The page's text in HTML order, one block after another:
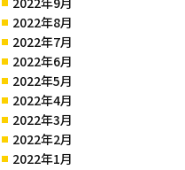
2022年8月
2022年7月
2022年6月
2022年5月
2022年4月
2022年3月
2022年2月
2022年1月